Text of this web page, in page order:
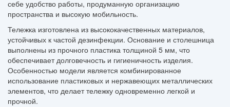
себе удобство работы, продуманную организацию
пространства и высокую мобильность.
Тележка изготовлена из высококачественных материалов,
устойчивых к частой дезинфекции. Основание и столешница
выполнены из прочного пластика толщиной 5 мм, что
обеспечивает долговечность и гигиеничность изделия.
Особенностью модели является комбинированное
использование пластиковых и нержавеющих металлических
элементов, что делает тележку одновременно легкой и
прочной.